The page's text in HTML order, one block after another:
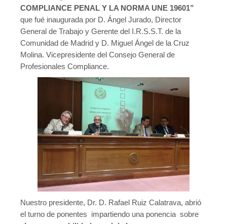
Vídeos youtube
Formación
Acciones Formativas CGPSST
Otras acciones formativas
Ofertas de trabajo
Mándanos tu CV
Protección Datos
Política de cookies
COMPLIANCE PENAL Y LA NORMA UNE 19601”
que fué inaugurada por D. Ángel Jurado, Director
General de Trabajo y Gerente del I.R.S.S.T. de la
Comunidad de Madrid y D. Miguel Ángel de la Cruz
Molina. Vicepresidente del Consejo General de
Profesionales Compliance.
Nuestro presidente, Dr. D. Rafael Ruiz Calatrava, abrió
el turno de ponentes impartiendo una ponencia sobre